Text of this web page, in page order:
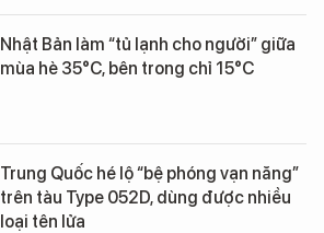
Nhật Bản làm “tủ lạnh cho người” giữa
mùa hè 35°C, bên trong chỉ 15°C
Trung Quốc hé lộ “bệ phóng vạn năng”
trên tàu Type 052D, dùng được nhiều
loại tên lửa